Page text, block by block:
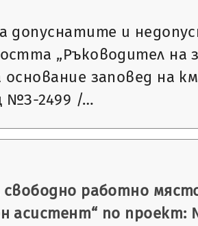
допуснатите и
„Ръководител на
основание заповед на
№З-2499 /…
свободно работно
асистент“ по проект: